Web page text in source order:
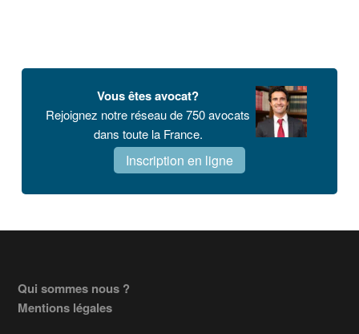
Vous êtes avocat?
Rejoignez notre réseau de 750 avocats
dans toute la France.
Inscription en ligne
Footer
Qui sommes nous ?
Mentions légales